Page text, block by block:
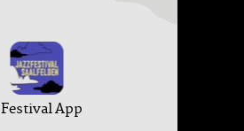
Festival App